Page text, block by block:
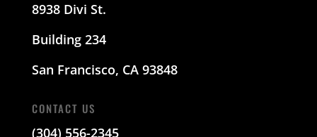
8938 Divi St.
Building 234
San Francisco, CA 93848
CONTACT US
(304) 556-2345